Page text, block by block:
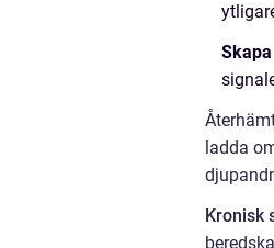
ladda
Kronisk